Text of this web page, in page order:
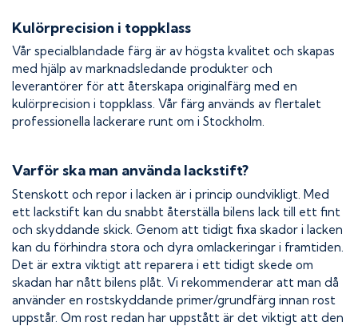
Kulörprecision i toppklass
Vår specialblandade färg är av högsta kvalitet och skapas
med hjälp av marknadsledande produkter och
leverantörer för att återskapa originalfärg med en
kulörprecision i toppklass. Vår färg används av flertalet
professionella lackerare runt om i Stockholm.
Varför ska man använda lackstift?
Stenskott och repor i lacken är i princip oundvikligt. Med
ett lackstift kan du snabbt återställa bilens lack till ett fint
och skyddande skick. Genom att tidigt fixa skador i lacken
kan du förhindra stora och dyra omlackeringar i framtiden.
Det är extra viktigt att reparera i ett tidigt skede om
skadan har nått bilens plåt. Vi rekommenderar att man då
använder en rostskyddande primer/grundfärg innan rost
uppstår. Om rost redan har uppstått är det viktigt att den